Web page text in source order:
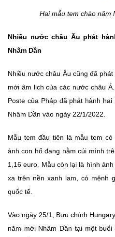
Hai mẫu tem chào năm
Nhiều nước châu Âu phát
Nhâm Dần
Nhiều nước châu Âu cũng đã
mới âm lịch của các nước châu
Poste của Pháp đã phát hành
Nhâm Dần vào ngày 22/1/2022.
Mẫu tem đầu tiên là mẫu tem
ảnh con hổ đang nằm cúi mình
1,16 euro. Mẫu còn lại là hình
xa trên nền xanh lam, có mệnh
quốc tế.
Vào ngày 25/1, Bưu chính
năm mới Nhâm Dần tại một